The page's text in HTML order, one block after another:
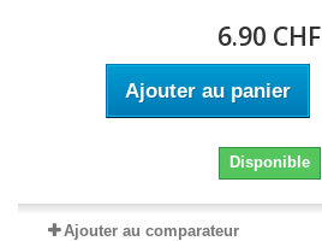
6.90 CHF
Ajouter au panier
Disponible
Ajouter au comparateur